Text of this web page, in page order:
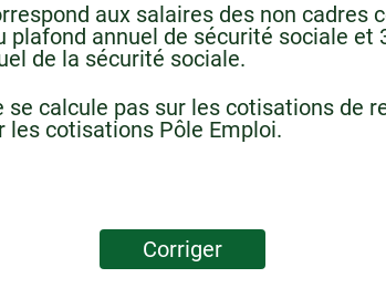
aux salaires des non cadres
plafond annuel de sécurité sociale et
de la sécurité sociale.
se calcule pas sur les cotisations de
les cotisations Pôle Emploi.
Corriger